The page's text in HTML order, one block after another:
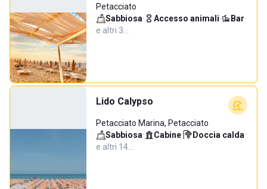
Petacciato
Sabbiosa· Accesso animali· Bar·
e altri 3…
Lido Calypso
Petacciato Marina, Petacciato
Sabbiosa· Cabine· Doccia calda·
e altri 14…